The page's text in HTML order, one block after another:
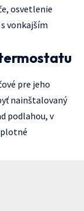
osvetlenie
vonkajším
pre jeho
nainštalovaný
podlahou, v